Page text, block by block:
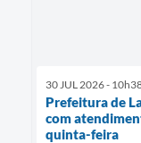
30 JUL 2026 -
Prefeitura de
com
quinta-feira